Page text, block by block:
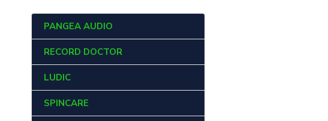
PANGEA AUDIO
RECORD DOCTOR
LUDIC
SPINCARE